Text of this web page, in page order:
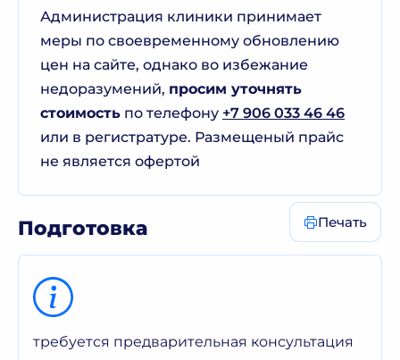
Администрация клиники принимает
меры по своевременному обновлению
цен на сайте, однако во избежание
недоразумений, просим уточнять
стоимость по телефону +7 906 033 46 46
или в регистратуре. Размещеный прайс
не является офертой
Подготовка Печать
требуется предварительная консультация